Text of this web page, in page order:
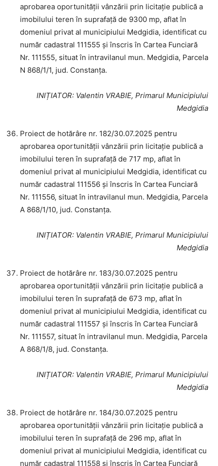
aprobarea oportunității vânzării prin licitație publică a
imobilului teren în suprafață de 9300 mp, aflat în
domeniul privat al municipiului Medgidia, identificat cu
număr cadastral 111555 și înscris în Cartea Funciară
Nr. 111555, situat în intravilanul mun. Medgidia, Parcela
N 868/1/1, jud. Constanța.
INIȚIATOR: Valentin VRABIE, Primarul Municipiului
Medgidia
Proiect de hotărâre nr. 182/30.07.2025 pentru
aprobarea oportunității vânzării prin licitație publică a
imobilului teren în suprafață de 717 mp, aflat în
domeniul privat al municipiului Medgidia, identificat cu
număr cadastral 111556 și înscris în Cartea Funciară
Nr. 111556, situat în intravilanul mun. Medgidia, Parcela
A 868/1/10, jud. Constanța.
INIȚIATOR: Valentin VRABIE, Primarul Municipiului
Medgidia
Proiect de hotărâre nr. 183/30.07.2025 pentru
aprobarea oportunității vânzării prin licitație publică a
imobilului teren în suprafață de 673 mp, aflat în
domeniul privat al municipiului Medgidia, identificat cu
număr cadastral 111557 și înscris în Cartea Funciară
Nr. 111557, situat în intravilanul mun. Medgidia, Parcela
A 868/1/8, jud. Constanța.
INIȚIATOR: Valentin VRABIE, Primarul Municipiului
Medgidia
Proiect de hotărâre nr. 184/30.07.2025 pentru
aprobarea oportunității vânzării prin licitație publică a
imobilului teren în suprafață de 296 mp, aflat în
domeniul privat al municipiului Medgidia, identificat cu
număr cadastral 111558 și înscris în Cartea Funciară